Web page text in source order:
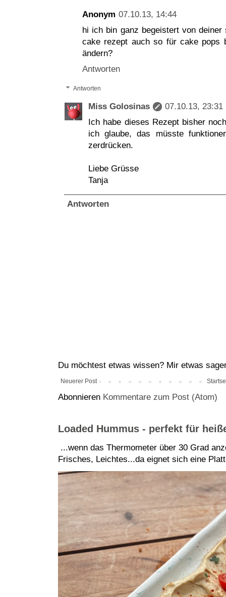
Anonym 07.10.13, 14:44
hi ich bin ganz begeistert von
cake rezept auch so für cake pops
ändern?
Antworten
Antworten
Miss Golosinas
07.10.13, 23:31
Ich habe dieses Rezept bisher
ich glaube, das müsste
zerdrücken.
Liebe Grüsse
Tanja
Antworten
Du möchtest etwas wissen? Mir etwas
Neuerer Post
Abonnieren Kommentare zum Post (Atom)
Loaded Hummus - perfekt für
...wenn das Thermometer über 30 Grad
Frisches, Leichtes...da eignet sich eine